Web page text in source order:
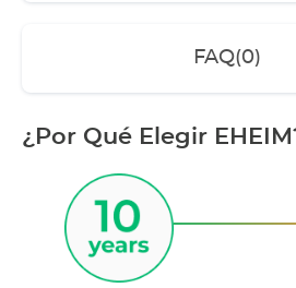
FAQ(0)
¿Por Qué Elegir